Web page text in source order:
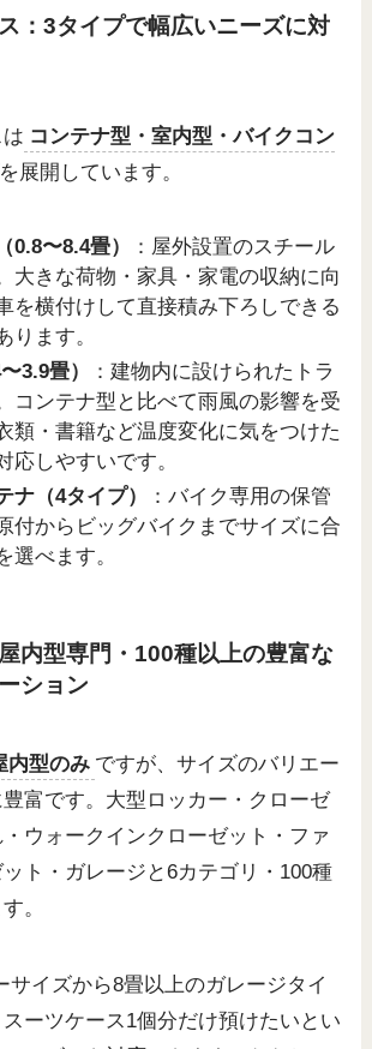
：3タイプで幅広いニーズに対
コンテナ型・室内型・バイクコン
展開しています。
0.8〜8.4畳）
：屋外設置のスチール
大きな荷物・家具・家電の収納に向
を横付けして直接積み下ろしできる
ります。
3.9畳）
：建物内に設けられたトラ
コンテナ型と比べて雨風の影響を受
類・書籍など温度変化に気をつけた
応しやすいです。
ナ（4タイプ）
：バイク専用の保管
付からビッグバイクまでサイズに合
選べます。
内型専門・100種以上の豊富な
ション
内型のみ ですが、サイズのバリエー
富です。大型ロッカー・クローゼ
ウォークインクローゼット・ファ
ト・ガレージと6カテゴリ・100種
。
サイズから8畳以上のガレージタイ
ーツケース1個分だけ預けたいとい